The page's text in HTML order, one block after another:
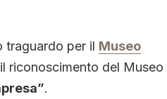
traguardo per il Museo
riconoscimento del Museo
.